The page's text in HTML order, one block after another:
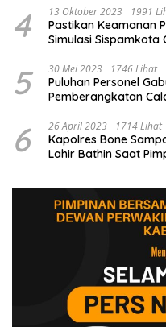
4 13 Oktober 2023 1991
Pastikan Keamanan Pemilu 2024
Simulasi Sispamkota
5 30 Mei 2023 1746 Lihat
Puluhan Personel
Pemberangkatan
6 26 April 2023 1714 Lihat
Kapolres Bone
Lahir Bathin Saat Pimpin Apel Perdana Pasca Libur